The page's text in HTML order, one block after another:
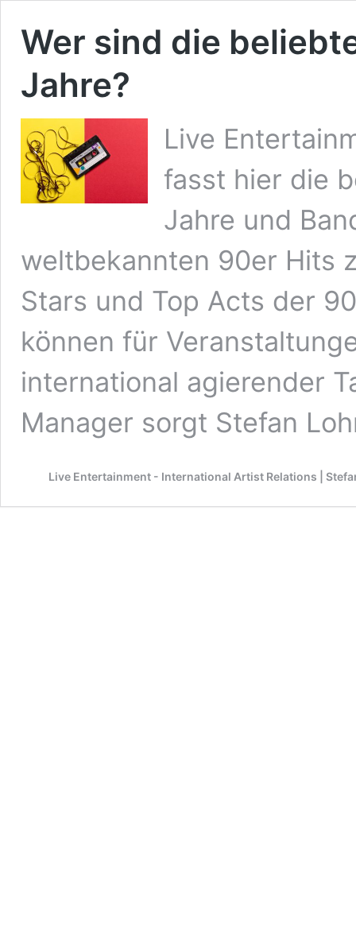
Wer sind die
Jahre?
Live
fasst hier die
Jahre und
weltbekannten 90er Hits
Stars und Top Acts der
können für
international agierender
Manager sorgt Stefan
Live Entertainment - International Artist Relations |